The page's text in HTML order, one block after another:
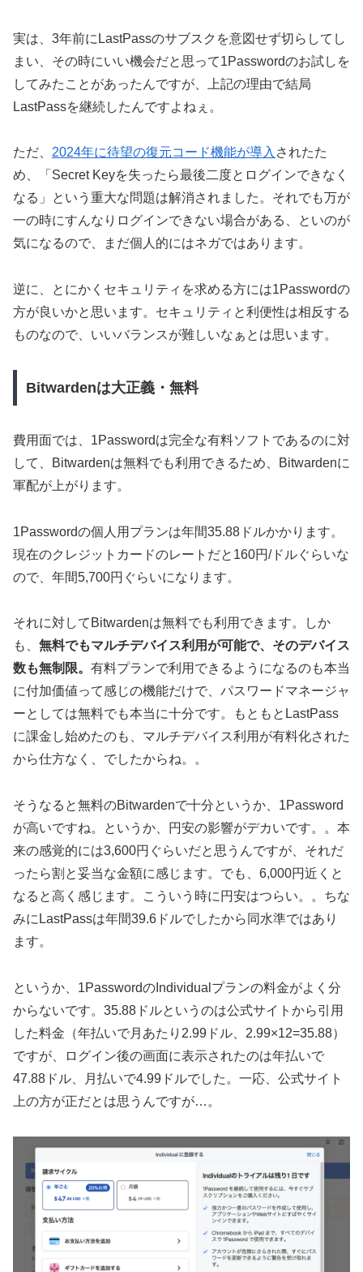
実は、3年前にLastPassのサブスクを意図せず切らしてし
まい、その時にいい機会だと思って1Passwordのお試しを
してみたことがあったんですが、上記の理由で結局
LastPassを継続したんですよねぇ。
ただ、 2024年に待望の復元コード機能が導入 されたた
め、「Secret Keyを失ったら最後二度とログインできなく
なる」という重大な問題は解消されました。それでも万が
一の時にすんなりログインできない場合がある、といのが
気になるので、まだ個人的にはネガではあります。
逆に、とにかくセキュリティを求める方には1Passwordの
方が良いかと思います。セキュリティと利便性は相反する
ものなので、いいバランスが難しいなぁとは思います。
Bitwardenは大正義・無料
費用面では、1Passwordは完全な有料ソフトであるのに対
して、Bitwardenは無料でも利用できるため、Bitwardenに
軍配が上がります。
1Passwordの個人用プランは年間35.88ドルかかります。
現在のクレジットカードのレートだと160円/ドルぐらいな
ので、年間5,700円ぐらいになります。
それに対してBitwardenは無料でも利用できます。しか
も、 無料でもマルチデバイス利用が可能で、そのデバイス
数も無制限。 有料プランで利用できるようになるのも本当
に付加価値って感じの機能だけで、パスワードマネージャ
ーとしては無料でも本当に十分です。もともとLastPass
に課金し始めたのも、マルチデバイス利用が有料化された
から仕方なく、でしたからね。。
そうなると無料のBitwardenで十分というか、1Password
が高いですね。というか、円安の影響がデカいです。。本
来の感覚的には3,600円ぐらいだと思うんですが、それだ
ったら割と妥当な金額に感じます。でも、6,000円近くと
なると高く感じます。こういう時に円安はつらい。。ちな
みにLastPassは年間39.6ドルでしたから同水準ではあり
ます。
というか、1PasswordのIndividualプランの料金がよく分
からないです。35.88ドルというのは公式サイトから引用
した料金（年払いで月あたり2.99ドル、2.99×12=35.88）
ですが、ログイン後の画面に表示されたのは年払いで
47.88ドル、月払いで4.99ドルでした。一応、公式サイト
上の方が正だとは思うんですが…。